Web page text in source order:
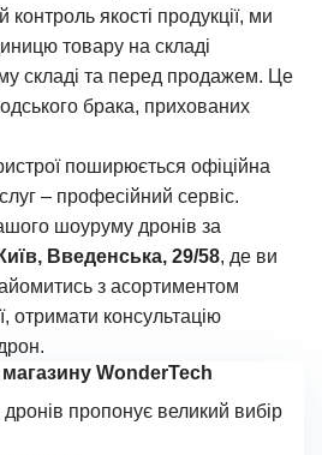
якості продукції, ми
товару на складі
складі та перед продажем. Це
брака, прихованих
поширюється офіційна
– професійний сервіс.
шоуруму дронів за
Введенська, 29/58, де ви
з асортиментом
отримати консультацію
WonderTech
пропонує великий вибір